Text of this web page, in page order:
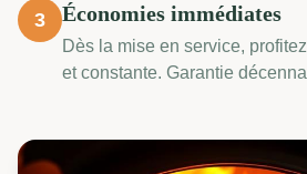
3 Économies immédiates
Dès la mise en service,
et constante. Garantie